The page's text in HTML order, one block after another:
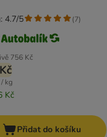
756 Kč
kg
Kč
4.7/5 (7)
Přidat do košíku